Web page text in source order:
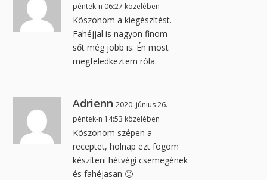
péntek-n 06:27 közelében
Köszönöm a kiegészítést.
Fahéjjal is nagyon finom –
sőt még jobb is. Én most
megfeledkeztem róla.
Adrienn 2020. június 26.
péntek-n 14:53 közelében
Köszönöm szépen a
receptet, holnap ezt fogom
készíteni hétvégi csemegének
és fahéjasan 🙂